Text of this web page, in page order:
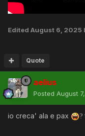
Edited August 6, 2025
Quote
aelius
Posted August
io creca' ala e pax ?